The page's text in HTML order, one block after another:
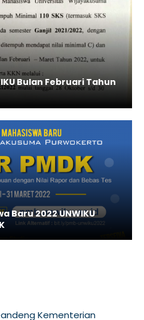
Bulan Februari Tahun
Baru 2022 UNWIKU
Kementerian